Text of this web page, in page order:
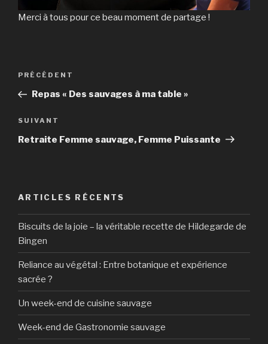
Merci à tous pour ce beau moment de partage !
Navigation
l’article
Article
précédent
PRÉCÉDENT
Repas « Des sauvages à ma table »
Article
suivant
SUIVANT
Retraite Femme sauvage, Femme Puissante
ARTICLES RÉCENTS
Biscuits de la joie – la véritable recette de Hildegarde de
Bingen
Reliance au végétal : Entre botanique et expérience
sacrée ?
Un week-end de cuisine sauvage
Week-end de Gastronomie sauvage